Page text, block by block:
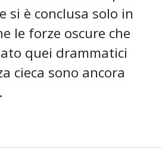
si è conclusa solo in
le forze oscure che
quei drammatici
cieca sono ancora